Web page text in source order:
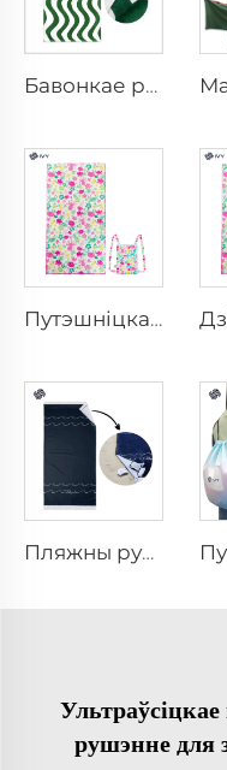
Бавонкае рушэнне для пляшу
Путэшніцкая пляжная рушня
Пляжны рушытак у вафельным узоры з франзэй
рушэнне для